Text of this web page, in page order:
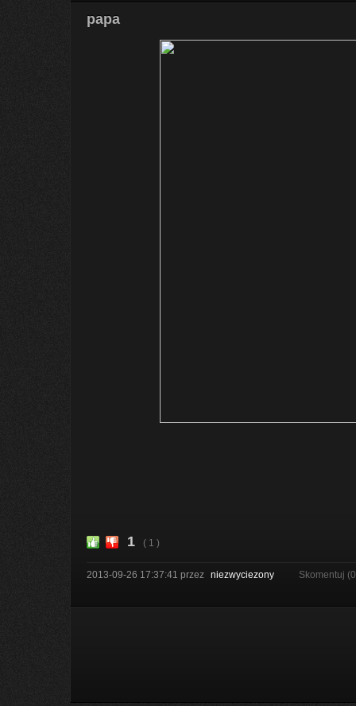
papa
1 ( 1 )
2013-09-26 17:37:41 przez niezwyciezony Skomentuj